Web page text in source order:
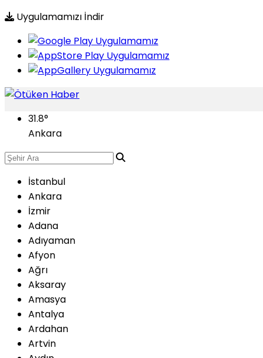
Uygulamamızı İndir
31.8°
Ankara
İstanbul
Ankara
İzmir
Adana
Adıyaman
Afyon
Ağrı
Aksaray
Amasya
Antalya
Ardahan
Artvin